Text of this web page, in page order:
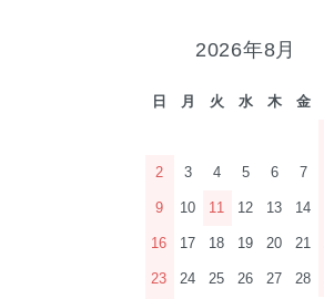
2026年8月
日 月 火 水 木 金
2 3 4 5 6 7
9 10 11 12 13 14
16 17 18 19 20 21
23 24 25 26 27 28